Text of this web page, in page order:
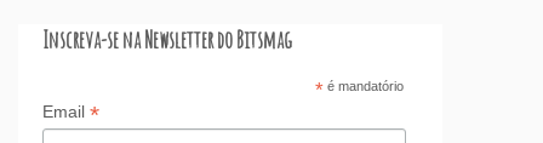
Inscreva-se na Newsletter do Bitsmag
*é mandatório
Email *